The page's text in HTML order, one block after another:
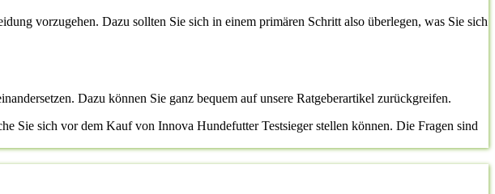
vorzugehen. Dazu sollten Sie sich in einem primären Schritt also überlegen, was Sie sich
Dazu können Sie ganz bequem auf unsere Ratgeberartikel zurückgreifen.
Sie sich vor dem Kauf von Innova Hundefutter Testsieger stellen können. Die Fragen sind